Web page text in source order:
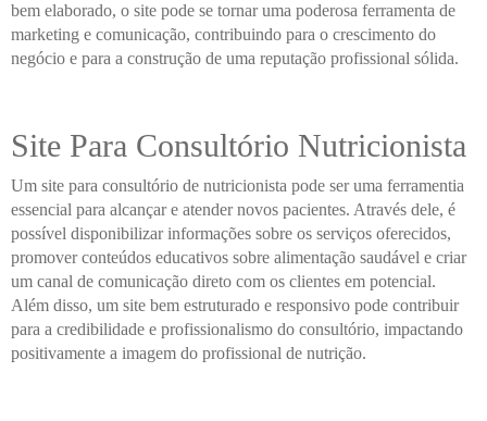
bem elaborado, o site pode se tornar uma poderosa ferramenta de
marketing e comunicação, contribuindo para o crescimento do
negócio e para a construção de uma reputação profissional sólida.
Site Para Consultório Nutricionista
Um site para consultório de nutricionista pode ser uma ferramentia
essencial para alcançar e atender novos pacientes. Através dele, é
possível disponibilizar informações sobre os serviços oferecidos,
promover conteúdos educativos sobre alimentação saudável e criar
um canal de comunicação direto com os clientes em potencial.
Além disso, um site bem estruturado e responsivo pode contribuir
para a credibilidade e profissionalismo do consultório, impactando
positivamente a imagem do profissional de nutrição.